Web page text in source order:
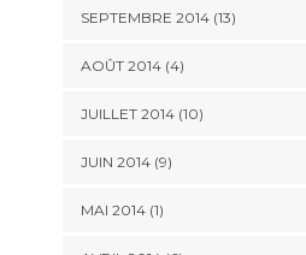
SEPTEMBRE 2014 (13)
AOÛT 2014 (4)
JUILLET 2014 (10)
JUIN 2014 (9)
MAI 2014 (1)